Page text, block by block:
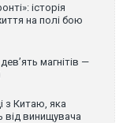
історія
на полі бою
магнітів —
з Китаю, яка
від винищувача